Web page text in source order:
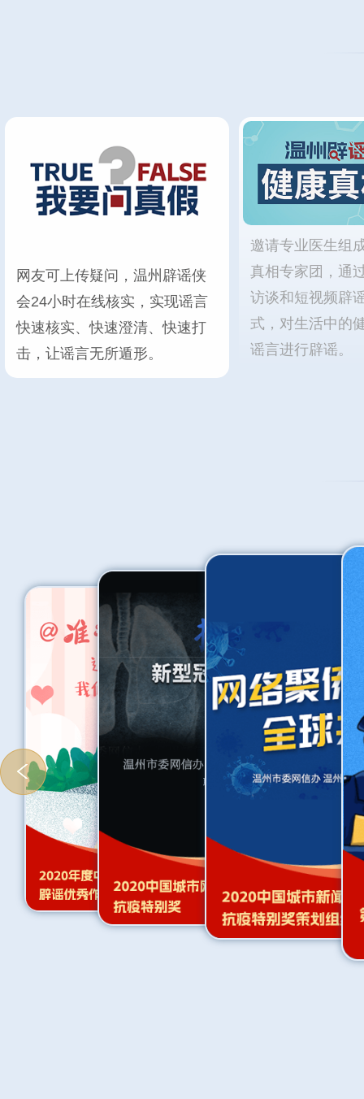
网友可上传疑问，温州辟谣侠
会24小时在线核实，实现谣言
快速核实、快速澄清、快速打
击，让谣言无所遁形。
邀请专业医生组
真相专家团，通
访谈和短视频辟
式，对生活中的
谣言进行辟谣。